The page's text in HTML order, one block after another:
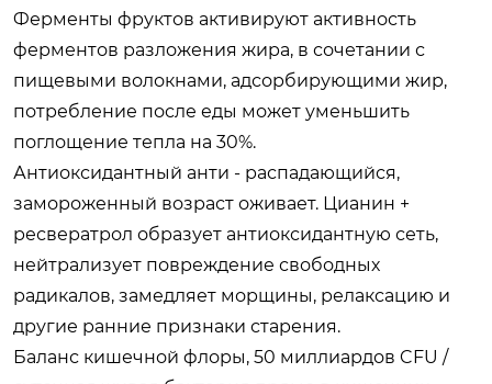
Ферменты фруктов активируют активность
ферментов разложения жира, в сочетании с
пищевыми волокнами, адсорбирующими жир,
потребление после еды может уменьшить
поглощение тепла на 30%.
Антиоксидантный анти - распадающийся,
замороженный возраст оживает. Цианин +
ресвератрол образует антиоксидантную сеть,
нейтрализует повреждение свободных
радикалов, замедляет морщины, релаксацию и
другие ранние признаки старения.
Баланс кишечной флоры, 50 миллиардов CFU /